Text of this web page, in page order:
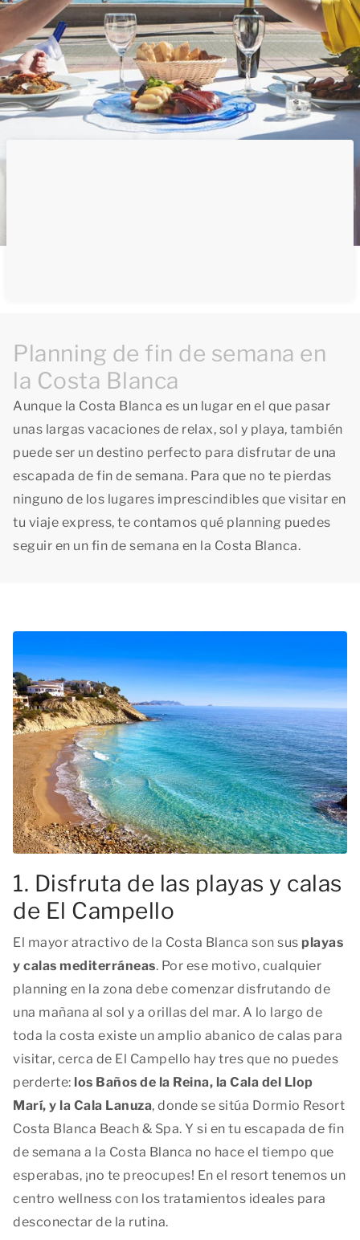
Planning de fin de semana en
la Costa Blanca
Aunque la Costa Blanca es un lugar en el que pasar
unas largas vacaciones de relax, sol y playa, también
puede ser un destino perfecto para disfrutar de una
escapada de fin de semana. Para que no te pierdas
ninguno de los lugares imprescindibles que visitar en
tu viaje express, te contamos qué planning puedes
seguir en un fin de semana en la Costa Blanca.
1. Disfruta de las playas y calas
de El Campello
El mayor atractivo de la Costa Blanca son sus playas
y calas mediterráneas. Por ese motivo, cualquier
planning en la zona debe comenzar disfrutando de
una mañana al sol y a orillas del mar. A lo largo de
toda la costa existe un amplio abanico de calas para
visitar, cerca de El Campello hay tres que no puedes
perderte: los Baños de la Reina, la Cala del Llop
Marí, y la Cala Lanuza, donde se sitúa Dormio Resort
Costa Blanca Beach & Spa. Y si en tu escapada de fin
de semana a la Costa Blanca no hace el tiempo que
esperabas, ¡no te preocupes! En el resort tenemos un
centro wellness con los tratamientos ideales para
desconectar de la rutina.